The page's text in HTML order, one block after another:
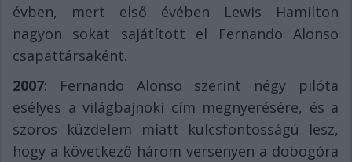
évben, mert első évében Lewis Hamilton
nagyon sokat sajátított el Fernando Alonso
csapattársaként.
2007: Fernando Alonso szerint négy pilóta
esélyes a világbajnoki cím megnyerésére, és a
szoros küzdelem miatt kulcsfontosságú lesz,
hogy a következő három versenyen a dobogóra